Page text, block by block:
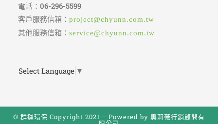
電話：06-296-5599
客戶服務信箱：project@chyunn.com.tw
其他服務信箱：service@chyunn.com.tw
Select Language ▼
© 群運環保 Copyright 2021 – Powered by 奧莉薇行銷顧問有